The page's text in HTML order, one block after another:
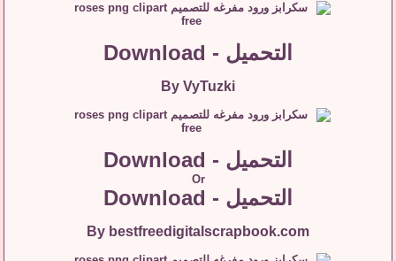
التحميل - Download
By VyTuzki
التحميل - Download
Or
التحميل - Download
By bestfreedigitalscrapbook.com